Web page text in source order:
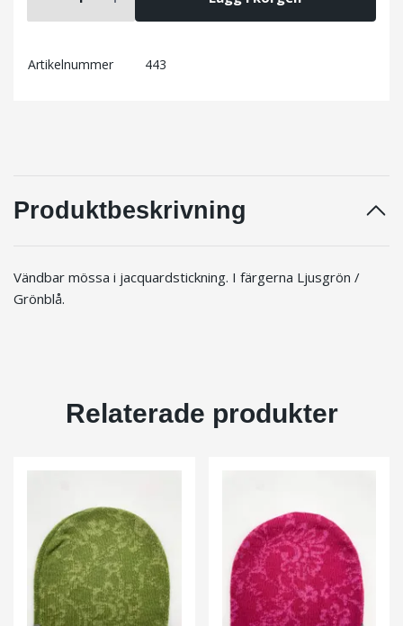
Artikelnummer 443
Produktbeskrivning
Vändbar mössa i jacquardstickning. I färgerna Ljusgrön /
Grönblå.
Relaterade produkter